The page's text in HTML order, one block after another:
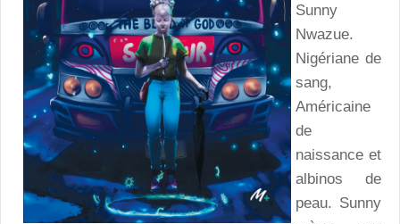
Sunny
Nwazue.
Nigériane de
sang,
Américaine
de
naissance et
albinos de
peau. Sunny